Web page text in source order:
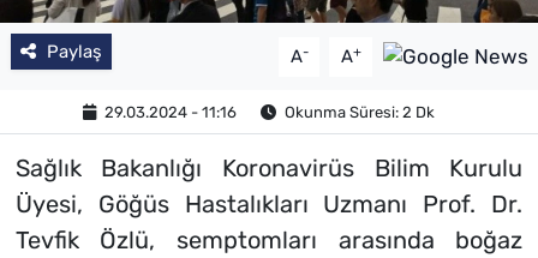
Paylaş A- A+
29.03.2024 - 11:16 Okunma Süresi: 2 Dk
Sağlık Bakanlığı Koronavirüs Bilim Kurulu
Üyesi, Göğüs Hastalıkları Uzmanı Prof. Dr.
Tevfik Özlü, semptomları arasında boğaz